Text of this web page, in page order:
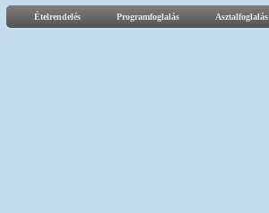
Ételrendelés Programfoglalás Asztalfoglalás